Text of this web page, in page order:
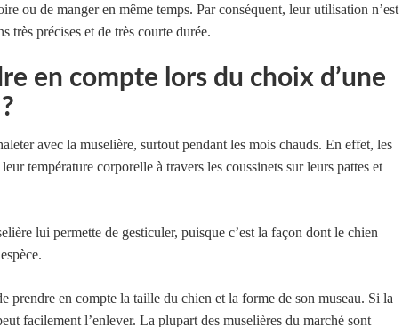
ou de manger en même temps. Par conséquent, leur utilisation n’est
très précises et de très courte durée.
en compte lors du choix d’une
avec la muselière, surtout pendant les mois chauds. En effet, les
température corporelle à travers les coussinets sur leurs pattes et
lui permette de gesticuler, puisque c’est la façon dont le chien
prendre en compte la taille du chien et la forme de son museau. Si la
facilement l’enlever. La plupart des muselières du marché sont